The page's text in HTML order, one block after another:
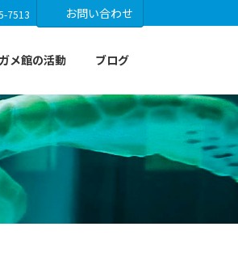
7513 お問い合わせ
メ館の活動 ブログ